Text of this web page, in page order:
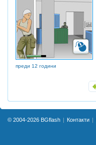
преди 12 години
© 2004-2026 BGflash Контакти